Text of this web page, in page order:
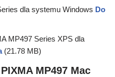
dla systemu Windows Do
MP497 Series XPS dla
(21.78 MB)
MP497 Mac